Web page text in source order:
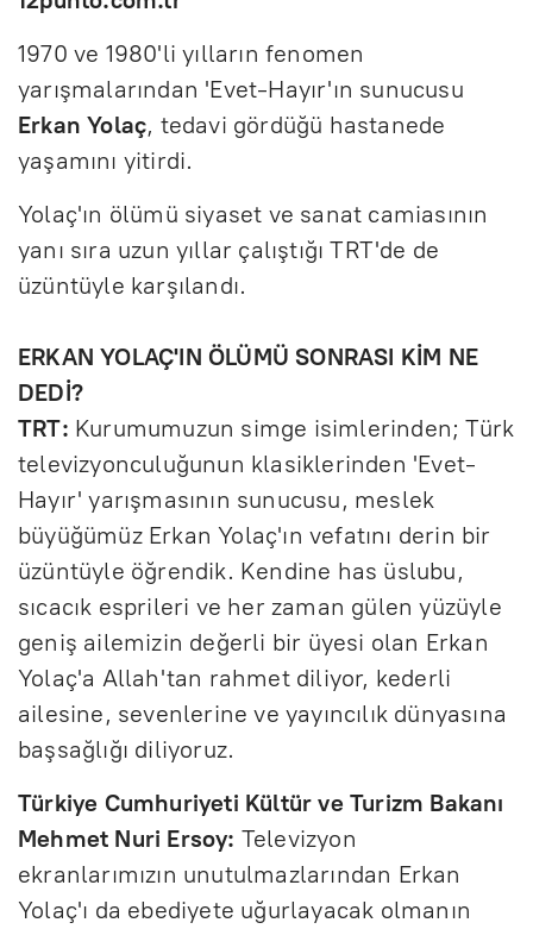
1970 ve 1980'li yılların fenomen
yarışmalarından 'Evet-Hayır'ın sunucusu
Erkan Yolaç, tedavi gördüğü hastanede
yaşamını yitirdi.
Yolaç'ın ölümü siyaset ve sanat camiasının
yanı sıra uzun yıllar çalıştığı TRT'de de
üzüntüyle karşılandı.
ERKAN YOLAÇ'IN ÖLÜMÜ SONRASI KİM NE
DEDİ?
TRT: Kurumumuzun simge isimlerinden; Türk
televizyonculuğunun klasiklerinden 'Evet-
Hayır' yarışmasının sunucusu, meslek
büyüğümüz Erkan Yolaç'ın vefatını derin bir
üzüntüyle öğrendik. Kendine has üslubu,
sıcacık esprileri ve her zaman gülen yüzüyle
geniş ailemizin değerli bir üyesi olan Erkan
Yolaç'a Allah'tan rahmet diliyor, kederli
ailesine, sevenlerine ve yayıncılık dünyasına
başsağlığı diliyoruz.
Türkiye Cumhuriyeti Kültür ve Turizm Bakanı
Mehmet Nuri Ersoy: Televizyon
ekranlarımızın unutulmazlarından Erkan
Yolaç'ı da ebediyete uğurlayacak olmanın